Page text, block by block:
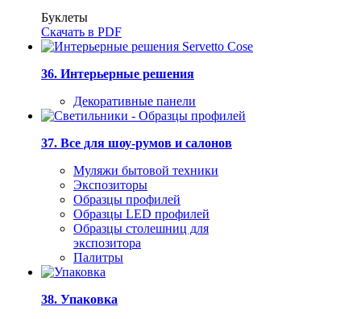
Буклеты
Скачать в PDF
36. Интерьерные решения
Декоративные панели
37. Все для шоу-румов и салонов
Муляжи бытовой техники
Экспозиторы
Образцы профилей
Образцы LED профилей
Образцы столешниц для
экспозитора
Палитры
38. Упаковка